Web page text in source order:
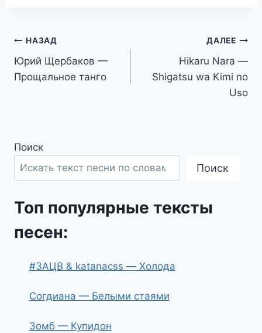
Навигация
по
НАЗАД
Юрий Щербаков —
Прощальное танго
ДАЛЕЕ
Hikaru Nara —
Shigatsu wa Kimi no
Uso
Поиск
Поиск
Топ популярные тексты
песен:
#ЗАЦВ & katanacss — Холода
Согдиана — Белыми стаями
Зомб — Купидон